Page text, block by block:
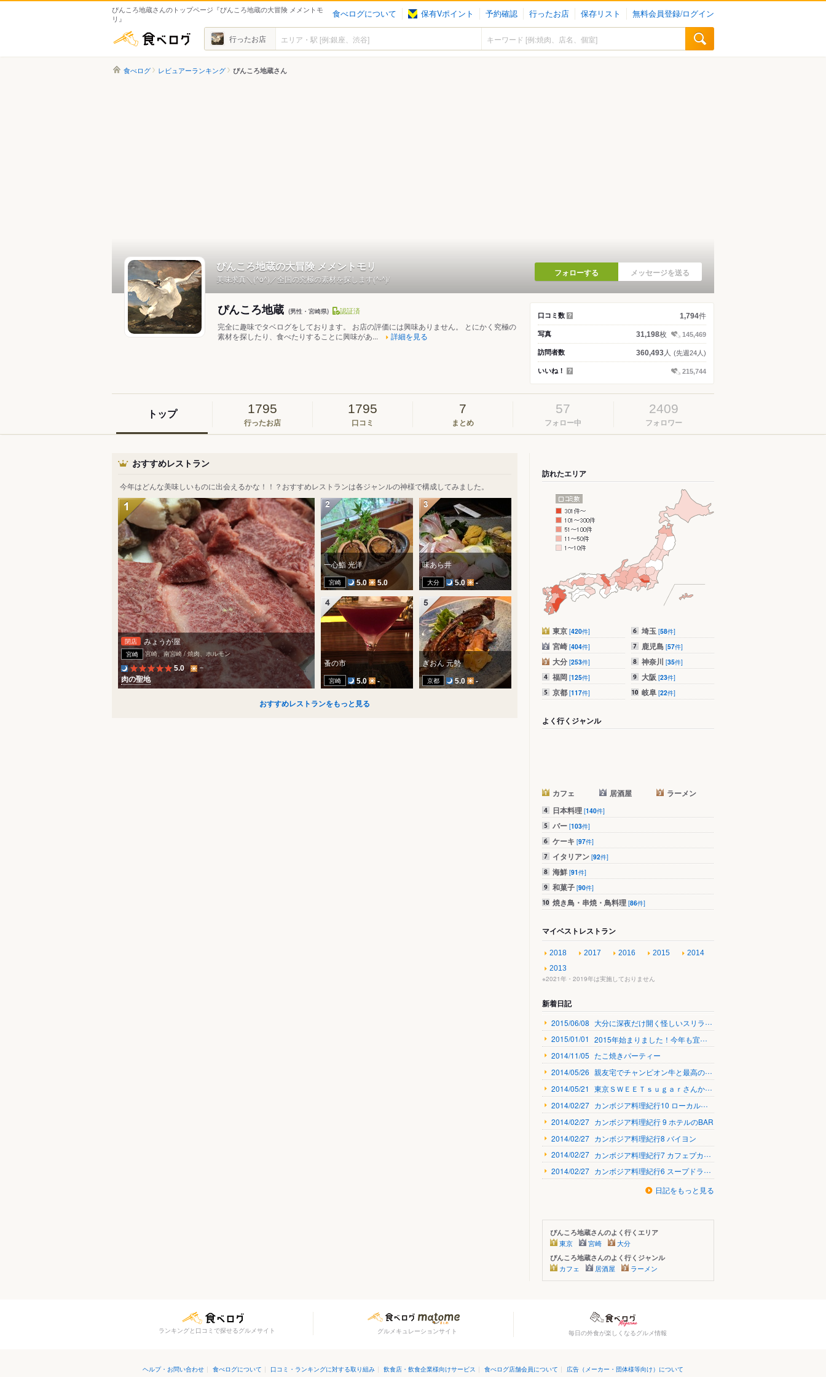
ぴんころ地蔵さんのトップページ『ぴんころ地蔵の大冒険 メメントモ
リ』
食べログについて 保有Vポイント 予約確認 行ったお店 保存リスト 無料会員登録/ログイン
食べログ 行ったお店
食べログ レビュアーランキング ぴんころ地蔵さん
ぴんころ地蔵の大冒険 メメントモリ
美味求真＼(^o^)／全国の究極の素材を探します(^-^)/
フォローする メッセージを送る
ぴんころ地蔵 (男性・宮崎県) 認証済
完全に趣味でタベログをしております。 お店の評価には興味ありません。 とにかく究極の
素材を探したり、食べたりすることに興味があ...
詳細を見る
口コミ数 ？ 1,794件
写真 31,198枚 145,469
訪問者数 360,493人 (先週24人)
いいね！ ？ 215,744
トップ 1795
行ったお店
1795
口コミ
7
まとめ
57
フォロー中
2409
フォロワー
おすすめレストラン
今年はどんな美味しいものに出会えるかな！！？おすすめレストランは各ジャンルの神様で構成してみました。
閉店 みょうが屋
宮崎 宮崎、南宮崎 / 焼肉、ホルモン
5.0
肉の聖地
一心鮨 光洋
宮崎 5.0 5.0
味あら井
大分 5.0 -
蚤の市
宮崎 5.0 -
ぎおん 元勢
京都 5.0 -
おすすめレストランをもっと見る
訪れたエリア
東京 [420件]
宮崎 [404件]
大分 [253件]
福岡 [125件]
京都 [117件]
埼玉 [58件]
鹿児島 [57件]
神奈川 [35件]
大阪 [23件]
岐阜 [22件]
よく行くジャンル
カフェ 居酒屋
ラーメン
日本料理 [140件]
バー [103件]
ケーキ [97件]
イタリアン [92件]
海鮮 [91件]
和菓子 [90件]
焼き鳥・串焼・鳥料理 [86件]
マイベストレストラン
2018 2017 2016 2015
2014
2013
※2021年・2019年は実施しておりません
新着日記
2015/06/08 大分に深夜だけ開く怪しいスリランカカレー bar中目黒
2015/01/01 2015年始まりました！今年も宜しくお願いします！
2014/11/05 たこ焼きパーティー
2014/05/26 親友宅でチャンピオン牛と最高の日本酒、ウイスキーで至福の会
2014/05/21 東京ＳＷＥＥＴｓｕｇａｒさんからの贈り物
2014/02/27 カンボジア料理紀行10 ローカルフード
2014/02/27 カンボジア料理紀行 9 ホテルのBAR
2014/02/27 カンボジア料理紀行8 バイヨン
2014/02/27 カンボジア料理紀行7 カフェプカプカ
2014/02/27 カンボジア料理紀行6 スープドラゴン
日記をもっと見る
ぴんころ地蔵さんのよく行くエリア
東京 宮崎 大分
ぴんころ地蔵さんのよく行くジャンル
カフェ 居酒屋 ラーメン
ランキングと口コミで探せるグルメサイト グルメキュレーションサイト 毎日の外食が楽しくなるグルメ情報
ヘルプ・お問い合わせ | 食べログについて | 口コミ・ランキングに対する取り組み | 飲食店・飲食企業様向けサービス | 食べログ店舗会員について | 広告（メーカー・団体様等向け）について